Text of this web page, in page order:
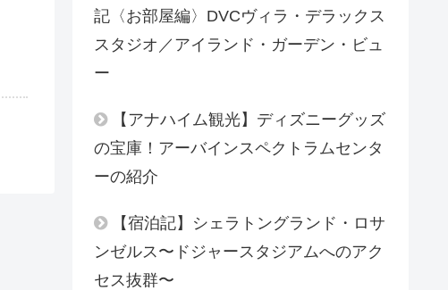
記〈お部屋編〉DVCヴィラ・デラックス
スタジオ／アイランド・ガーデン・ビュ
ー
【アナハイム観光】ディズニーグッズ
の宝庫！アーバインスペクトラムセンタ
ーの紹介
【宿泊記】シェラトングランド・ロサ
ンゼルス〜ドジャースタジアムへのアク
セス抜群〜